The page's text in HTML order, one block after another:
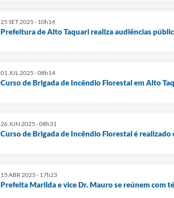
25 SET 2025 - 10h14
Prefeitura de Alto Taquari realiza audiências
01 JUL 2025 - 08h14
Curso de Brigada de Incêndio Florestal em Alto
26 JUN 2025 - 08h31
Curso de Brigada de Incêndio Florestal é
15 ABR 2025 - 17h23
Prefeita Marilda e vice Dr. Mauro se reúnem com